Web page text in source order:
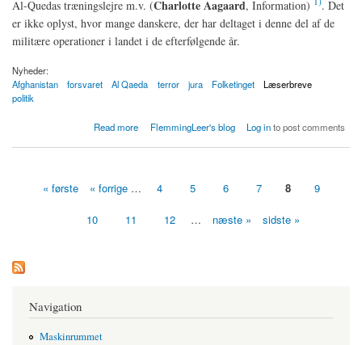
Al-Quedas træningslejre m.v. (Charlotte Aagaard, Information)
. Det
er ikke oplyst, hvor mange danskere, der har deltaget i denne del af de
militære operationer i landet i de efterfølgende år.
Nyheder:
Afghanistan
forsvaret Al Qaeda terror jura Folketinget
Læserbreve
politik
Read more
about Hvorfor er danske soldater i Afghanistan?FlemmingLeer's blog Log into post comments
« første « forrige … 4 5 6 7 8 9
10 11 12 … næste » sidste »
Navigation
Maskinrummet